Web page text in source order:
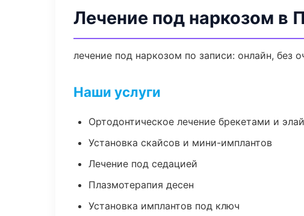
Лечение под наркозом в
лечение под наркозом по записи: онлайн, без
Наши услуги
Ортодонтическое лечение брекетами и
Установка скайсов и мини-имплантов
Лечение под седацией
Плазмотерапия десен
Установка имплантов под ключ